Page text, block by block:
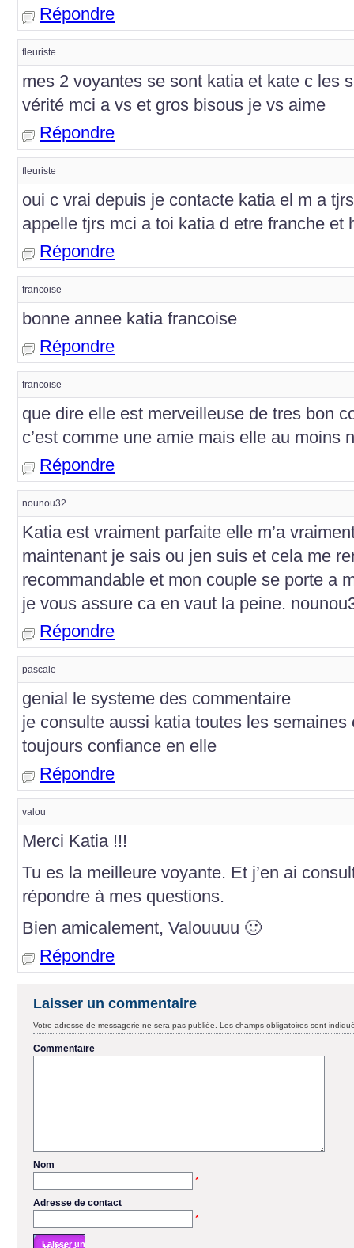
Répondre
fleuriste
mes 2 voyantes se sont katia et kate c les
vérité mci a vs et gros bisous je vs aime
Répondre
fleuriste
oui c vrai depuis je contacte katia el m a
appelle tjrs mci a toi katia d etre franche et
Répondre
francoise
bonne annee katia francoise
Répondre
francoise
que dire elle est merveilleuse de tres bon
c’est comme une amie mais elle au moins
Répondre
nounou32
Katia est vraiment parfaite elle m’a
maintenant je sais ou jen suis et cela me
recommandable et mon couple se porte a
je vous assure ca en vaut la peine.
Répondre
pascale
genial le systeme des commentaire
je consulte aussi katia toutes les
toujours confiance en elle
Répondre
valou
Merci Katia !!!
Tu es la meilleure voyante. Et j’en ai
répondre à mes questions.
Bien amicalement, Valouuuu 🙂
Répondre
Laisser un commentaire
Votre adresse de messagerie ne sera pas publiée. Les champs obligatoires sont
Commentaire
Nom
*
Adresse de contact
*